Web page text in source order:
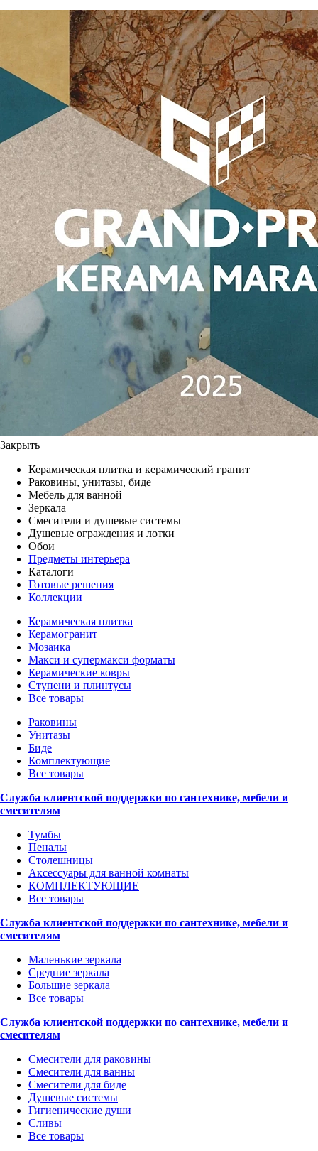
Закрыть
Керамическая плитка и керамический гранит
Раковины, унитазы, биде
Мебель для ванной
Зеркала
Смесители и душевые системы
Душевые ограждения и лотки
Обои
Предметы интерьера
Каталоги
Готовые решения
Коллекции
Керамическая плитка
Керамогранит
Мозаика
Макси и супермакси форматы
Керамические ковры
Ступени и плинтусы
Все товары
Раковины
Унитазы
Биде
Комплектующие
Все товары
Служба клиентской поддержки по сантехнике, мебели и
смесителям
Тумбы
Пеналы
Столешницы
Аксессуары для ванной комнаты
КОМПЛЕКТУЮЩИЕ
Все товары
Служба клиентской поддержки по сантехнике, мебели и
смесителям
Маленькие зеркала
Средние зеркала
Большие зеркала
Все товары
Служба клиентской поддержки по сантехнике, мебели и
смесителям
Смесители для раковины
Смесители для ванны
Смесители для биде
Душевые системы
Гигиенические души
Сливы
Все товары